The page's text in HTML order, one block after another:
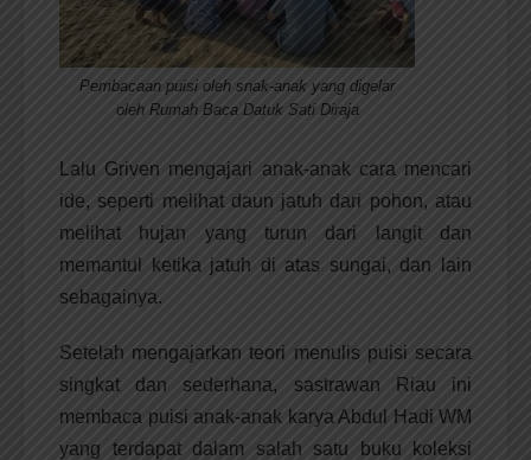
Pembacaan puisi oleh snak-anak yang digelar
oleh Rumah Baca Datuk Sati Diraja
Lalu Griven mengajari anak-anak cara mencari
ide, seperti melihat daun jatuh dari pohon, atau
melihat hujan yang turun dari langit dan
memantul ketika jatuh di atas sungai, dan lain
sebagainya.
Setelah mengajarkan teori menulis puisi secara
singkat dan sederhana, sastrawan Riau ini
membaca puisi anak-anak karya Abdul Hadi WM
yang terdapat dalam salah satu buku koleksi